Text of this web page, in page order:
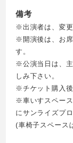
備考
※出演者は、変更
※開演後は、お
す。
※公演当日は、
しみ下さい。
※チケット購入
※車いすスペー
にサンライズプ
(車椅子スペース